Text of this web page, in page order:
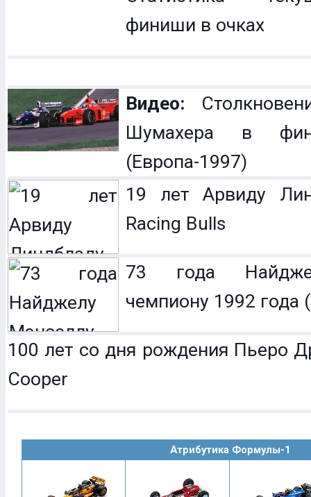
финиши в очках
Видео:
Шумахера в
(Европа-1997)
19 лет Арвиду
Racing Bulls
73 года
чемпиону 1992 года
100 лет со дня рождения Пьеро
Cooper
Атрибутика Формулы-1